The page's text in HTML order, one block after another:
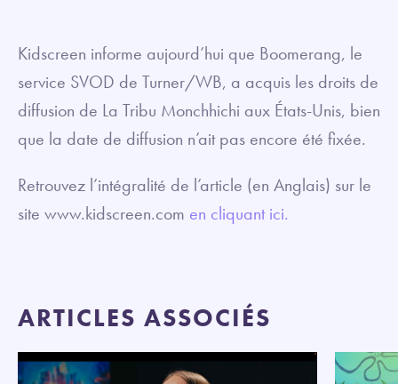
Kidscreen informe aujourd’hui que Boomerang, le
service SVOD de Turner/WB, a acquis les droits de
diffusion de La Tribu Monchhichi aux États-Unis, bien
que la date de diffusion n’ait pas encore été fixée.
Retrouvez l’intégralité de l’article (en Anglais) sur le
site www.kidscreen.com en cliquant ici.
ARTICLES ASSOCIÉS